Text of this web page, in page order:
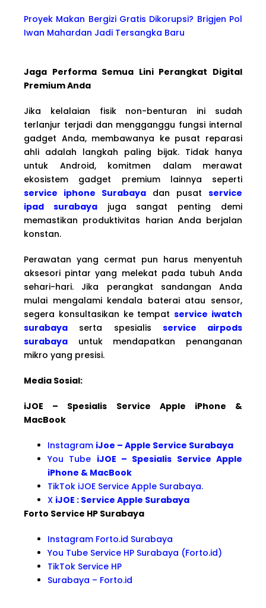
Proyek Makan Bergizi Gratis Dikorupsi? Brigjen Pol
Iwan Mahardan Jadi Tersangka Baru
Jaga Performa Semua Lini Perangkat Digital
Premium Anda
Jika kelalaian fisik non-benturan ini sudah
terlanjur terjadi dan mengganggu fungsi internal
gadget Anda, membawanya ke pusat reparasi
ahli adalah langkah paling bijak. Tidak hanya
untuk Android, komitmen dalam merawat
ekosistem gadget premium lainnya seperti
service iphone Surabaya dan pusat service
ipad surabayajuga sangat penting demi
memastikan produktivitas harian Anda berjalan
konstan.
Perawatan yang cermat pun harus menyentuh
aksesori pintar yang melekat pada tubuh Anda
sehari-hari. Jika perangkat sandangan Anda
mulai mengalami kendala baterai atau sensor,
segera konsultasikan ke tempatservice iwatch
surabaya serta spesialis service airpods
surabaya untuk mendapatkan penanganan
mikro yang presisi.
Media Sosial:
iJOE – Spesialis Service Apple iPhone &
MacBook
Instagram iJoe – Apple Service Surabaya
You Tube iJOE – Spesialis Service Apple
iPhone & MacBook
TikTok iJOE Service Apple Surabaya.
X iJOE : Service Apple Surabaya
Forto Service HP Surabaya
Instagram Forto.id Surabaya
You Tube Service HP Surabaya (Forto.id)
TikTok Service HP
Surabaya – Forto.id